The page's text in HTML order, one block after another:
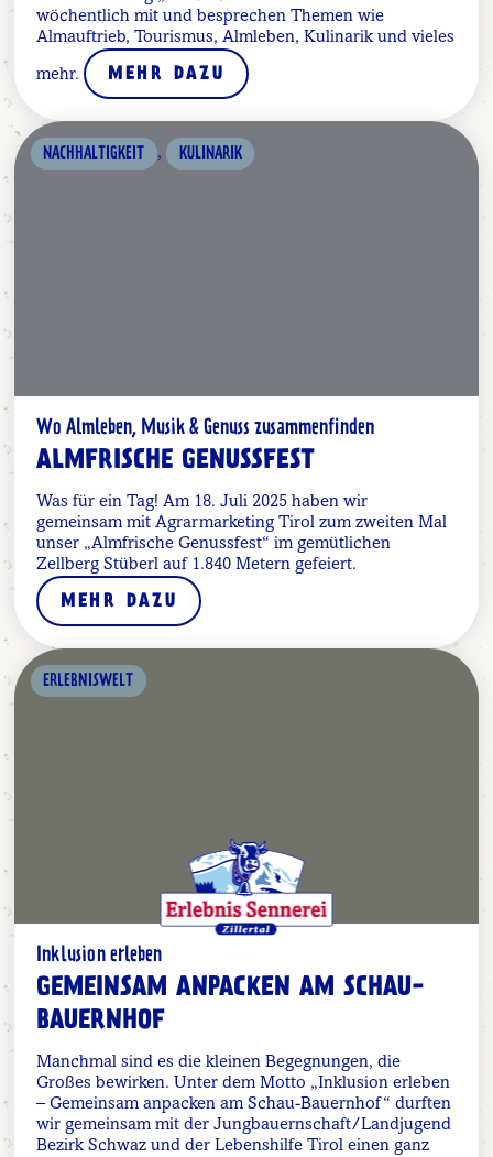
wöchentlich mit und besprechen Themen wie
Almauftrieb, Tourismus, Almleben, Kulinarik und vieles
mehr. MEHR DAZU
NACHHALTIGKEIT , KULINARIK
Wo Almleben, Musik & Genuss zusammenfinden
ALMFRISCHE GENUSSFEST
Was für ein Tag! Am 18. Juli 2025 haben wir
gemeinsam mit Agrarmarketing Tirol zum zweiten Mal
unser „Almfrische Genussfest“ im gemütlichen
Zellberg Stüberl auf 1.840 Metern gefeiert.
MEHR DAZU
ERLEBNISWELT
Inklusion erleben
GEMEINSAM ANPACKEN AM SCHAU-
BAUERNHOF
Manchmal sind es die kleinen Begegnungen, die
Großes bewirken. Unter dem Motto „Inklusion erleben
– Gemeinsam anpacken am Schau-Bauernhof“ durften
wir gemeinsam mit der Jungbauernschaft/Landjugend
Bezirk Schwaz und der Lebenshilfe Tirol einen ganz